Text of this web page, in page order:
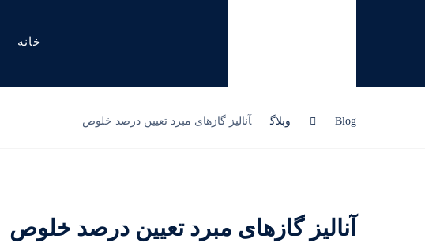
خانه
Blog وبلاگ آنالیز گازهای مبرد تعیین درصد خلوص
آنالیز گازهای مبرد تعیین درصد خلوص